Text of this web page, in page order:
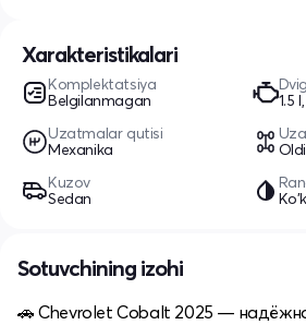
Xarakteristikalari
Komplektatsiya
Belgilanmagan
1.5
Uzatmalar qutisi
Mexanika
Oldi
Kuzov
Sedan
Ko'k
Sotuvchining izohi
🚗 Chevrolet Cobalt 2025 —